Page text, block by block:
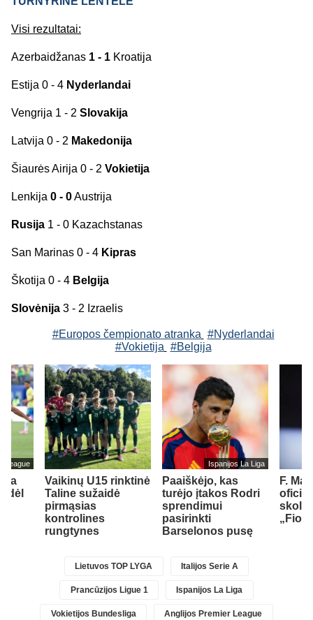
Visi rezultatai:
Azerbaidžanas 1 - 1 Kroatija
Estija 0 - 4 Nyderlandai
Vengrija 1 - 2 Slovakija
Latvija 0 - 2 Makedonija
Šiaurės Airija 0 - 2 Vokietija
Lenkija 0 - 0Austrija
Rusija 1 - 0 Kazachstanas
San Marinas 0 - 4 Kipras
Škotija 0 - 4 Belgija
Slovėnija 3 - 2 Izraelis
#Europos čempionato atranka #Nyderlandai
#Vokietija #Belgija
League
dėl
Vaikinų U15 rinktinė
Taline sužaidė
pirmąsias
kontrolines
rungtynes
Ispanijos La Liga
Paaiškėjo, kas
turėjo įtakos Rodri
sprendimui
pasirinkti
Barselonos pusę
F.
Lietuvos TOP LYGA Italijos Serie A
Prancūzijos Ligue 1 Ispanijos La Liga
Vokietijos Bundesliga Anglijos Premier League